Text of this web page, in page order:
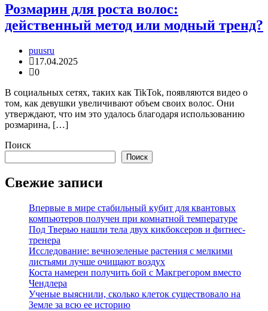
Розмарин для роста волос:
действенный метод или модный тренд?
puusru
17.04.2025
0
В социальных сетях, таких как TikTok, появляются видео о
том, как девушки увеличивают объем своих волос. Они
утверждают, что им это удалось благодаря использованию
розмарина, […]
Поиск
Поиск
Свежие записи
Впервые в мире стабильный кубит для квантовых
компьютеров получен при комнатной температуре
Под Тверью нашли тела двух кикбоксеров и фитнес-
тренера
Исследование: вечнозеленые растения с мелкими
листьями лучше очищают воздух
Коста намерен получить бой с Макгрегором вместо
Чендлера
Ученые выяснили, сколько клеток существовало на
Земле за всю ее историю